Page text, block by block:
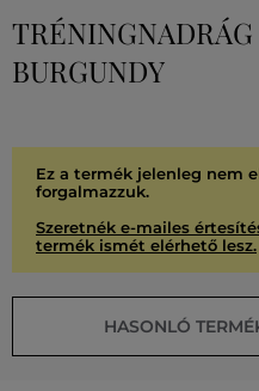
TRÉNINGNADRÁG
BURGUNDY
Ez a termék jelenleg nem
forgalmazzuk.
Szeretnék e-mailes
termék ismét elérhető lesz.
HASONLÓ